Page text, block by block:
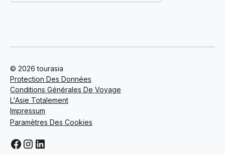
© 2026 tourasia
Protection Des Données
Conditions Générales De Voyage
L'Asie Totalement
Impressum
Paramètres Des Cookies